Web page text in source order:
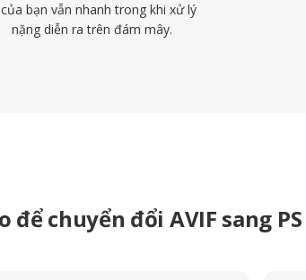
bạn vẫn nhanh trong khi xử lý
nặng diễn ra trên đám mây.
để chuyển đổi AVIF sang PS